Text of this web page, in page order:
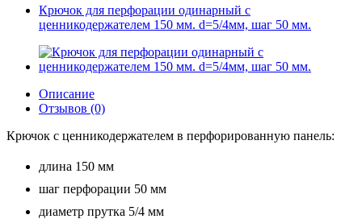
Крючок для перфорации одинарный с
ценникодержателем 150 мм. d=5/4мм, шаг 50 мм.
Описание
Отзывов (0)
Крючок с ценникодержателем в перфорированную панель:
длина 150 мм
шаг перфорации 50 мм
диаметр прутка 5/4 мм